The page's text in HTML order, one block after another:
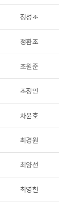
정성조
정환조
조원준
조정민
차윤호
최경원
최양선
최영헌